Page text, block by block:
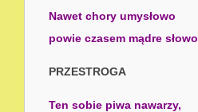
Nawet chory umysłowo
powie czasem mądre słowo
PRZESTROGA
Ten sobie piwa nawarzy,